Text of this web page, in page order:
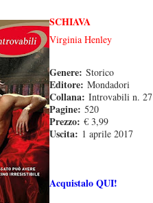
SCHIAVA
Virginia Henley
Genere: Storico
Editore: Mondadori
Collana: Introvabili n. 27
Pagine: 520
Prezzo: € 3,99
Uscita: 1 aprile 2017
Acquistalo QUI!